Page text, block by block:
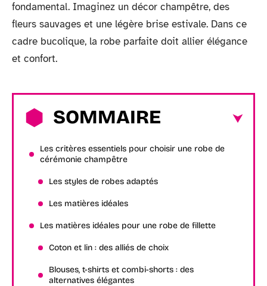
fondamental. Imaginez un décor champêtre, des
fleurs sauvages et une légère brise estivale. Dans ce
cadre bucolique, la robe parfaite doit allier élégance
et confort.
SOMMAIRE
Les critères essentiels pour choisir une robe de
cérémonie champêtre
Les styles de robes adaptés
Les matières idéales
Les matières idéales pour une robe de fillette
Coton et lin : des alliés de choix
Blouses, t-shirts et combi-shorts : des
alternatives élégantes